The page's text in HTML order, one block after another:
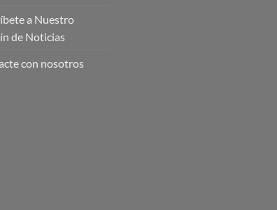
a Nuestro
de Noticias
con nosotros